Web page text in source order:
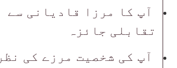
آپ کا مرزا قادیانی سے
تقابلی جائزہ
آپ کی شخصیت مرزے کی نظر